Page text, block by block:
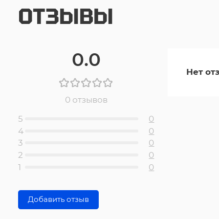
ОТЗЫВЫ
0.0
0 отзывов
5
0
4
0
3
0
2
0
1
0
Добавить отзыв
Нет